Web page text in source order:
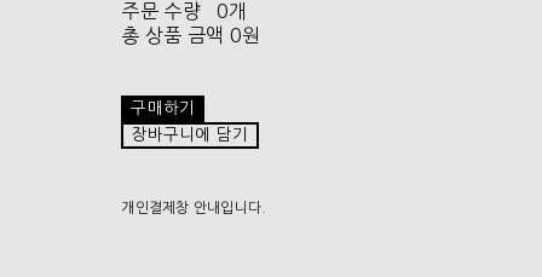
주문 수량
0개
총 상품 금액 0원
구매하기
장바구니에 담기
개인결제창 안내입니다.